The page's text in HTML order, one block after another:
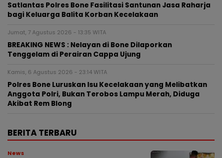
Satlantas Polres Bone Fasilitasi Santunan Jasa Raharja
bagi Keluarga Balita Korban Kecelakaan
Jumat, 7 Agustus 2026 - 13:35 WITA
BREAKING NEWS : Nelayan di Bone Dilaporkan
Tenggelam di Perairan Cappa Ujung
Kamis, 6 Agustus 2026 - 23:14 WITA
Polres Bone Luruskan Isu Kecelakaan yang Melibatkan
Anggota Polri, Bukan Terobos Lampu Merah, Diduga
Akibat Rem Blong
BERITA TERBARU
News